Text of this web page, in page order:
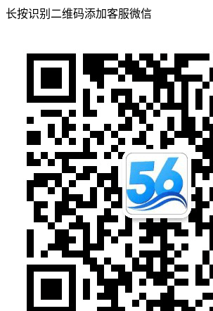
长按识别二维码添加客服微信